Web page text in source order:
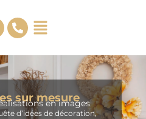
sur mesure
en images
d’idées de décoration,